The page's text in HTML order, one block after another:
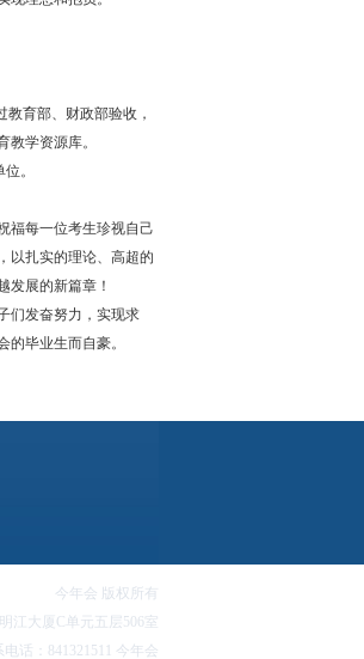
育部、财政部验收，
学资源库。
。
福每一位考生珍视自己
以扎实的理论、高超的
发展的新篇章！
们发奋努力，实现求
毕业生而自豪。
今年会 版权所有
江大厦C单元五层506室
电话：841321511 今年会